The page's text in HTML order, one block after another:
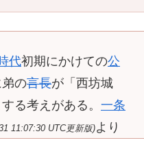
代初期にかけての公
弟の言長が「西坊城
る考えがある。 一条
11:07:30 UTC更新版)より